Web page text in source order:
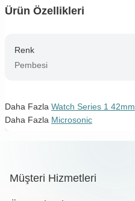
Ürün Özellikleri
Renk
Pembesi
Daha Fazla Watch Series 1 42mm
Daha Fazla Microsonic
Müşteri Hizmetleri